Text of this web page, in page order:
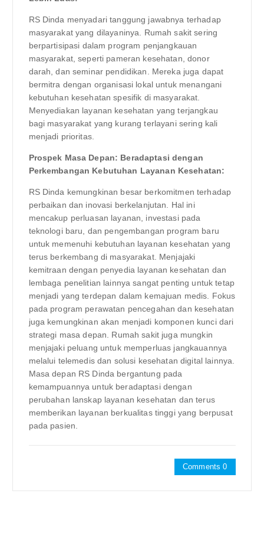
RS Dinda menyadari tanggung jawabnya terhadap
masyarakat yang dilayaninya. Rumah sakit sering
berpartisipasi dalam program penjangkauan
masyarakat, seperti pameran kesehatan, donor
darah, dan seminar pendidikan. Mereka juga dapat
bermitra dengan organisasi lokal untuk menangani
kebutuhan kesehatan spesifik di masyarakat.
Menyediakan layanan kesehatan yang terjangkau
bagi masyarakat yang kurang terlayani sering kali
menjadi prioritas.
Prospek Masa Depan: Beradaptasi dengan
Perkembangan Kebutuhan Layanan Kesehatan:
RS Dinda kemungkinan besar berkomitmen terhadap
perbaikan dan inovasi berkelanjutan. Hal ini
mencakup perluasan layanan, investasi pada
teknologi baru, dan pengembangan program baru
untuk memenuhi kebutuhan layanan kesehatan yang
terus berkembang di masyarakat. Menjajaki
kemitraan dengan penyedia layanan kesehatan dan
lembaga penelitian lainnya sangat penting untuk tetap
menjadi yang terdepan dalam kemajuan medis. Fokus
pada program perawatan pencegahan dan kesehatan
juga kemungkinan akan menjadi komponen kunci dari
strategi masa depan. Rumah sakit juga mungkin
menjajaki peluang untuk memperluas jangkauannya
melalui telemedis dan solusi kesehatan digital lainnya.
Masa depan RS Dinda bergantung pada
kemampuannya untuk beradaptasi dengan
perubahan lanskap layanan kesehatan dan terus
memberikan layanan berkualitas tinggi yang berpusat
pada pasien.
Comments 0